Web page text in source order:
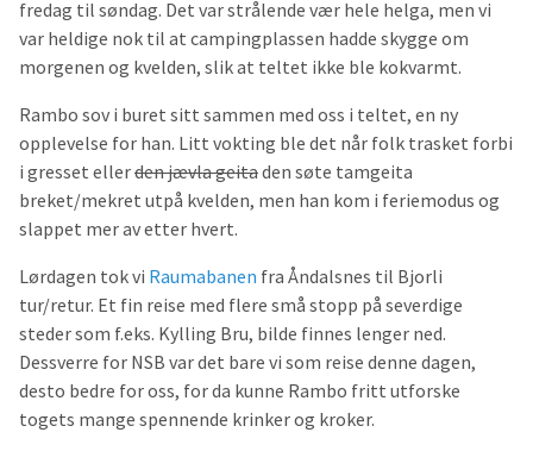
fredag til søndag. Det var strålende vær hele helga, men vi
var heldige nok til at campingplassen hadde skygge om
morgenen og kvelden, slik at teltet ikke ble kokvarmt.
Rambo sov i buret sitt sammen med oss i teltet, en ny
opplevelse for han. Litt vokting ble det når folk trasket forbi
i gresset ellerden jævla geitaden søte tamgeita
breket/mekret utpå kvelden, men han kom i feriemodus og
slappet mer av etter hvert.
Lørdagen tok vi Raumabanen fra Åndalsnes til Bjorli
tur/retur. Et fin reise med flere små stopp på severdige
steder som f.eks. Kylling Bru, bilde finnes lenger ned.
Dessverre for NSB var det bare vi som reise denne dagen,
desto bedre for oss, for da kunne Rambo fritt utforske
togets mange spennende krinker og kroker.